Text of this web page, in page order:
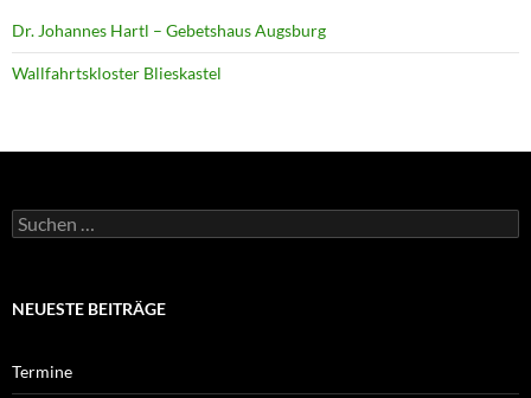
Dr. Johannes Hartl – Gebetshaus Augsburg
Wallfahrtskloster Blieskastel
Suchen
nach:
NEUESTE BEITRÄGE
Termine